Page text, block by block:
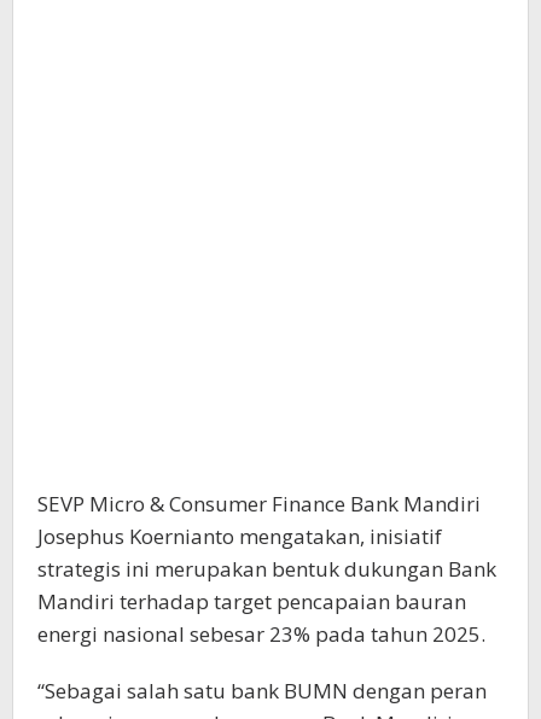
SEVP Micro & Consumer Finance Bank Mandiri
Josephus Koernianto mengatakan, inisiatif
strategis ini merupakan bentuk dukungan Bank
Mandiri terhadap target pencapaian bauran
energi nasional sebesar 23% pada tahun 2025.
“Sebagai salah satu bank BUMN dengan peran